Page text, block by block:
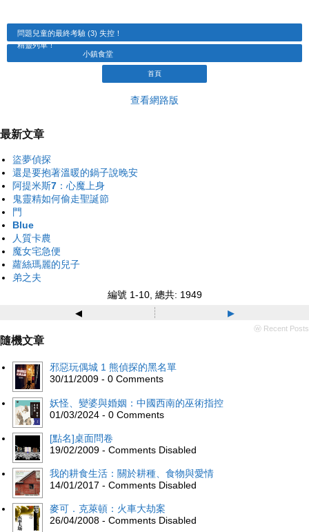
問題兒童的最終考驗 (3) 失控！
精靈列車！
小鎮食堂
首頁
查看網路版
最新文章
盜夢偵探
還是要抱著溫暖的鍋子說晚安
阿提米斯7：心魔上身
鬼靈精如何偷走聖誕節
門
Blue
人質卡農
魔女宅急便
蘿絲瑪麗的兒子
弟之夫
編號 1-10, 總共: 1949
◂ ▸
ⓦ Recent Posts
隨機文章
邪惡玩偶城 1 熊偵探的黑名單
30/11/2009 - 0 Comments
妖怪、變婆與婚姻：中國西南的巫術指控
01/03/2024 - 0 Comments
[點名]桌面問卷
19/02/2009 - Comments Disabled
我的耕食生活：關於耕種、食物與愛情
14/01/2017 - Comments Disabled
麥可．克萊頓：火車大劫案
26/04/2008 - Comments Disabled